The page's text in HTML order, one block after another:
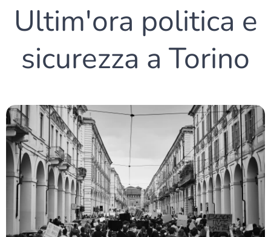
Ultim'ora politica e
sicurezza a Torino